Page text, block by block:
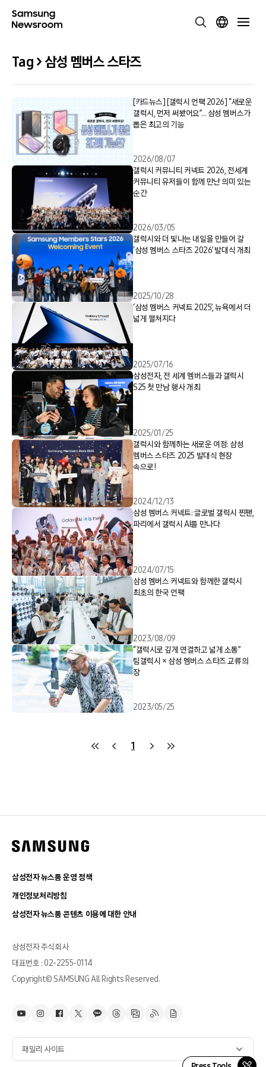
Tag > 삼성 멤버스 스타즈
[카드뉴스] [갤럭시 언팩 2026] “새로운
갤럭시, 먼저 써봤어요”… 삼성 멤버스가
뽑은 최고의 기능
2026/08/07
갤럭시 커뮤니티 커넥트 2026, 전세계
커뮤니티 유저들이 함께 만난 의미 있는
순간
2026/03/05
갤럭시와 더 빛나는 내일을 만들어 갈
‘삼성 멤버스 스타즈 2026’ 발대식 개최
2025/10/28
‘삼성 멤버스 커넥트 2025’, 뉴욕에서 더
넓게 펼쳐지다
2025/07/16
삼성전자, 전 세계 멤버스들과 갤럭시
S25 첫 만남 행사 개최
2025/01/25
갤럭시와 함께하는 새로운 여정: 삼성
멤버스 스타즈 2025 발대식 현장
속으로!
2024/12/13
삼성 멤버스 커넥트: 글로벌 갤럭시 찐팬,
파리에서 갤럭시 AI를 만나다
2024/07/15
삼성 멤버스 커넥트와 함께한 갤럭시
최초의 한국 언팩
2023/08/09
“갤럭시로 깊게 연결하고 넓게 소통”
팀갤럭시 × 삼성 멤버스 스타즈 교류의
장
2023/05/25
1
삼성전자 뉴스룸 운영 정책
개인정보처리방침
삼성전자 뉴스룸 콘텐츠 이용에 대한 안내
삼성전자 주식회사
대표번호 : 02-2255-0114
Copyright© SAMSUNG All Rights Reserved.
패밀리 사이트